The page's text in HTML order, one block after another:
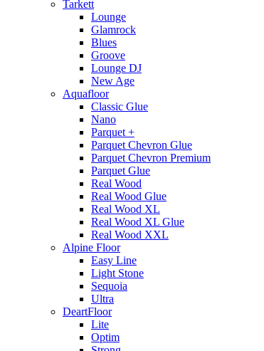
Tarkett
Lounge
Glamrock
Blues
Groove
Lounge DJ
New Age
Aquafloor
Classic Glue
Nano
Parquet +
Parquet Chevron Glue
Parquet Chevron Premium
Parquet Glue
Real Wood
Real Wood Glue
Real Wood XL
Real Wood XL Glue
Real Wood XXL
Alpine Floor
Easy Line
Light Stone
Sequoia
Ultra
DeartFloor
Lite
Optim